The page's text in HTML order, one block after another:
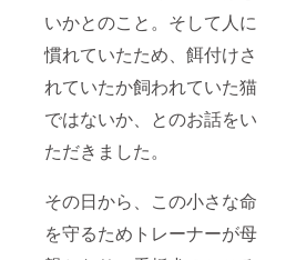
いかとのこと。そして人に
慣れていたため、餌付けさ
れていたか飼われていた猫
ではないか、とのお話をい
ただきました。
その日から、この小さな命
を守るためトレーナーが母